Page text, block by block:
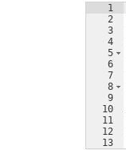
1
2
3
4
5
6
7
8
9
10
11
12
13